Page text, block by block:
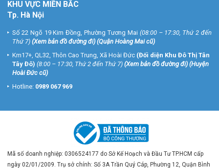
KHU VỰC MIỀN BẮC
Tp. Hà Nội
Số 22 Ngõ 19 Kim Đồng, Phường Tương Mai (08:00 – 17:30, Thứ 2 đến
Thứ 7) (Xem bản đồ đường đi) (Quận Hoàng Mai cũ)
Km17+, QL32, Thôn Cao Trung, Xã Hoài Đức (Đối diện Khu Đô Thị Tân
Tây Đô) (8:00 – 17:30, Thứ 2 đến Thứ 7) (Xem bản đồ đường đi) (Huyện
Hoài Đức cũ)
Hotline: 0989 067 969
Mã số doanh nghiệp: 0306524177 do Sở Kế Hoạch và Đầu Tư TP.HCM cấp
ngày 02/01/2009. Trụ sở chính: Số 3A Trần Quý Cáp, Phường 12, Quận Bình